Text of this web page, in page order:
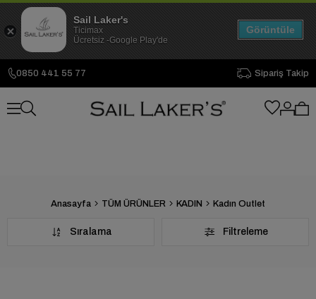
0850 441 55 77 Sipariş Takip
Anasayfa TÜM ÜRÜNLER KADIN Kadın Outlet
Filtreleme
Sıralama
Sail Laker's
Ticimax
Ücretsiz -Google Play'de
Görüntüle